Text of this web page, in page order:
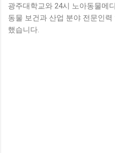
광주대학교와 24시 노아동물메
동물 보건과 산업 분야 전문인
했습니다.